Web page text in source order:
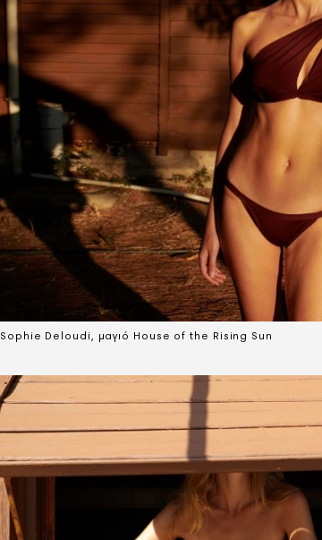
Sophie Deloudi, μαγιό House of the Rising Sun